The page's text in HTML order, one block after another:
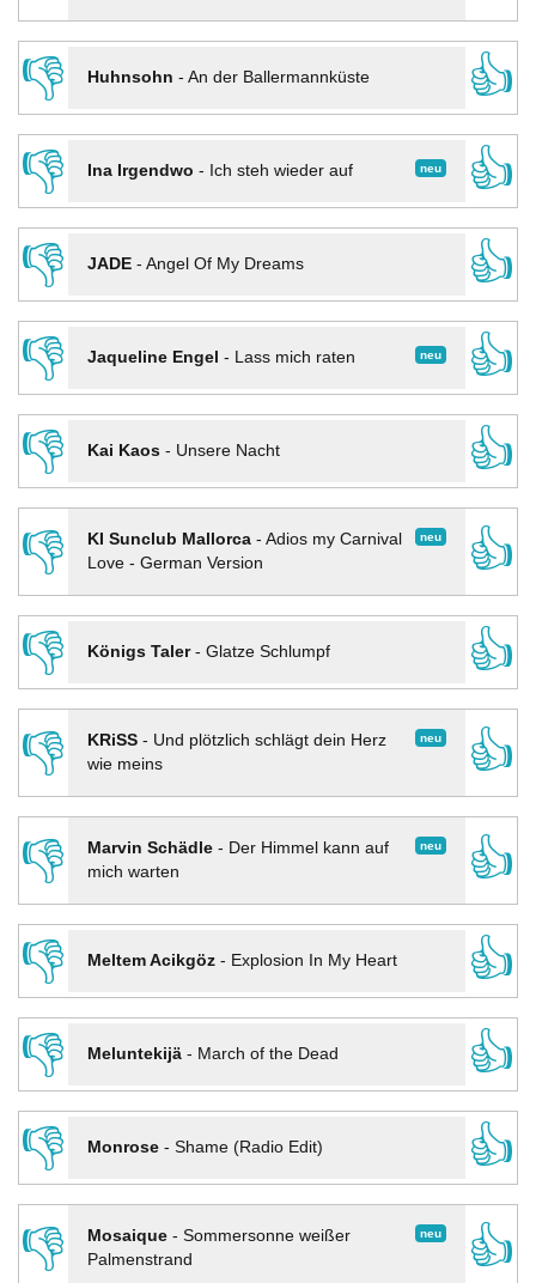
👎
Huhnsohn - An der Ballermannküste
👍
👎
neu
Ina Irgendwo - Ich steh wieder auf
👍
👎
JADE- Angel Of My Dreams
👍
👎
neu
Jaqueline Engel - Lass mich raten
👍
👎
Kai Kaos- Unsere Nacht
👍
👎
neu
KI Sunclub Mallorca- Adios my Carnival
Love - German Version
👍
👎
Königs Taler- Glatze Schlumpf
👍
👎
neu
KRiSS- Und plötzlich schlägt dein Herz
wie meins
👍
👎 neu
Marvin Schädle- Der Himmel kann auf
mich warten
👍
👎
Meltem Acikgöz- Explosion In My Heart
👍
👎
Meluntekijä- March of the Dead
👍
👎
Monrose- Shame (Radio Edit)
👍
👎
neu
Mosaique- Sommersonne weißer
Palmenstrand
👍